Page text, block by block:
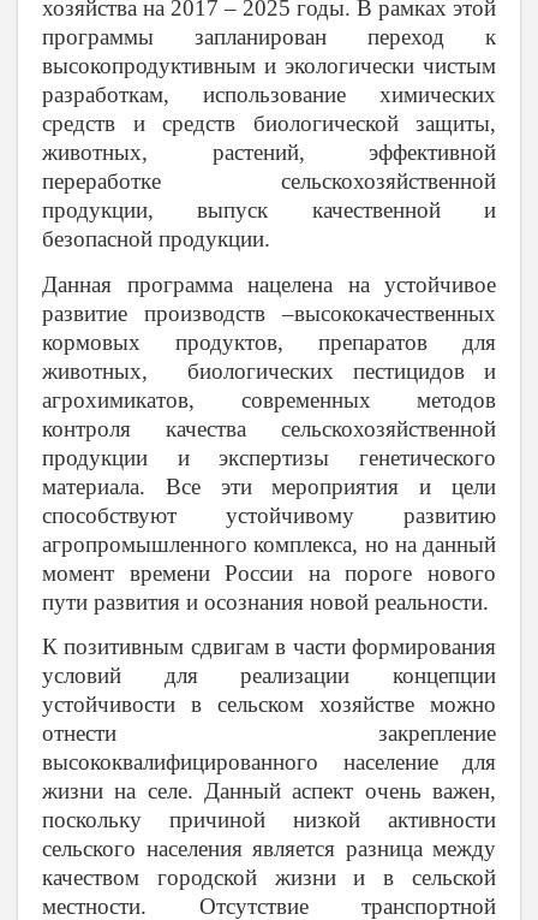
хозяйства на 2017 – 2025 годы. В рамках этой
программы запланирован переход к
высокопродуктивным и экологически чистым
разработкам, использование химических
средств и средств биологической защиты,
животных, растений, эффективной
переработке сельскохозяйственной
продукции, выпуск качественной и
безопасной продукции.
Данная программа нацелена на устойчивое
развитие производств –высококачественных
кормовых продуктов, препаратов для
животных, биологических пестицидов и
агрохимикатов, современных методов
контроля качества сельскохозяйственной
продукции и экспертизы генетического
материала. Все эти мероприятия и цели
способствуют устойчивому развитию
агропромышленного комплекса, но на данный
момент времени России на пороге нового
пути развития и осознания новой реальности.
К позитивным сдвигам в части формирования
условий для реализации концепции
устойчивости в сельском хозяйстве можно
отнести закрепление
высококвалифицированного население для
жизни на селе. Данный аспект очень важен,
поскольку причиной низкой активности
сельского населения является разница между
качеством городской жизни и в сельской
местности. Отсутствие транспортной